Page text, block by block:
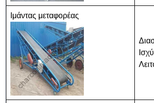
Ιμάντας μεταφορέας